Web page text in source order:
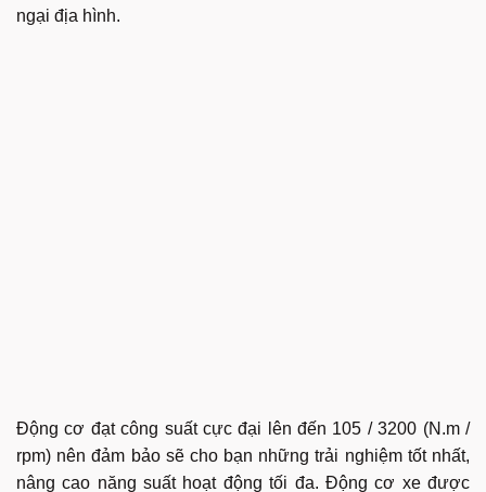
ngại địa hình.
Động cơ đạt công suất cực đại lên đến 105 / 3200 (N.m /
rpm) nên đảm bảo sẽ cho bạn những trải nghiệm tốt nhất,
nâng cao năng suất hoạt động tối đa. Động cơ xe được